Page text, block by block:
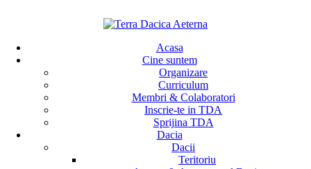
Acasa
Cine suntem
Organizare
Curriculum
Membri & Colaboratori
Inscrie-te in TDA
Sprijina TDA
Dacia
Dacii
Teritoriu